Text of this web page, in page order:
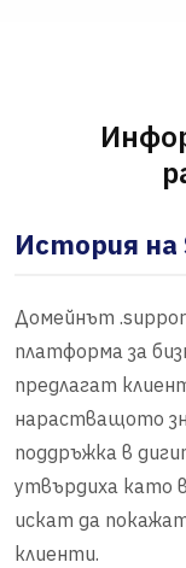
История на
Домейнът
платформа за
предлагат
нарастващото
поддръжка в
утвърдиха като
искат да
клиенти.